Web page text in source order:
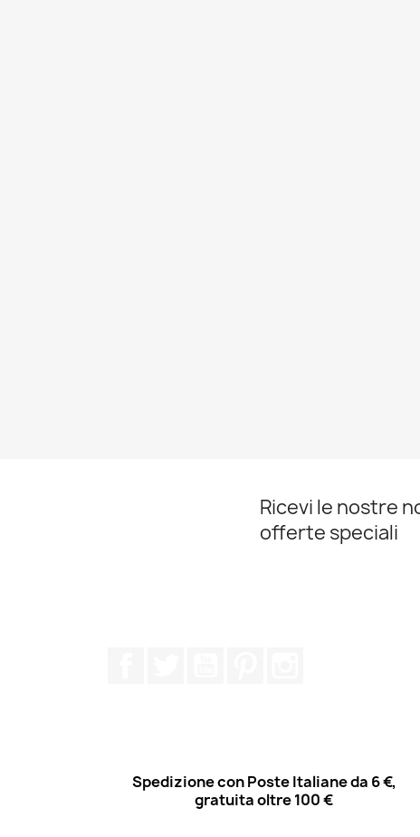
Ricevi le nostre
offerte speciali
Spedizione con Poste Italiane da 6 €,
gratuita oltre 100 €